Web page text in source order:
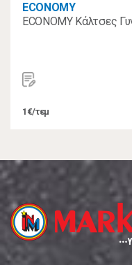
ECONOMY
ECONOMY Κάλτσες
1€/τεμ